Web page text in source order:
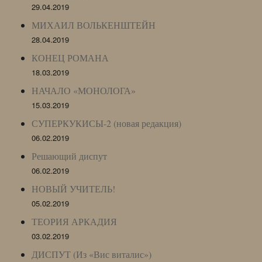
29.04.2019
МИХАИЛ ВОЛЬКЕНШТЕЙН
28.04.2019
КОНЕЦ РОМАНА
18.03.2019
НАЧАЛО «МОНОЛОГА»
15.03.2019
СУПЕРКУКИСЫ-2 (новая редакция)
06.02.2019
Решающий диспут
06.02.2019
НОВЫЙ УЧИТЕЛЬ!
05.02.2019
ТЕОРИЯ АРКАДИЯ
03.02.2019
ДИСПУТ (Из «Вис виталис»)